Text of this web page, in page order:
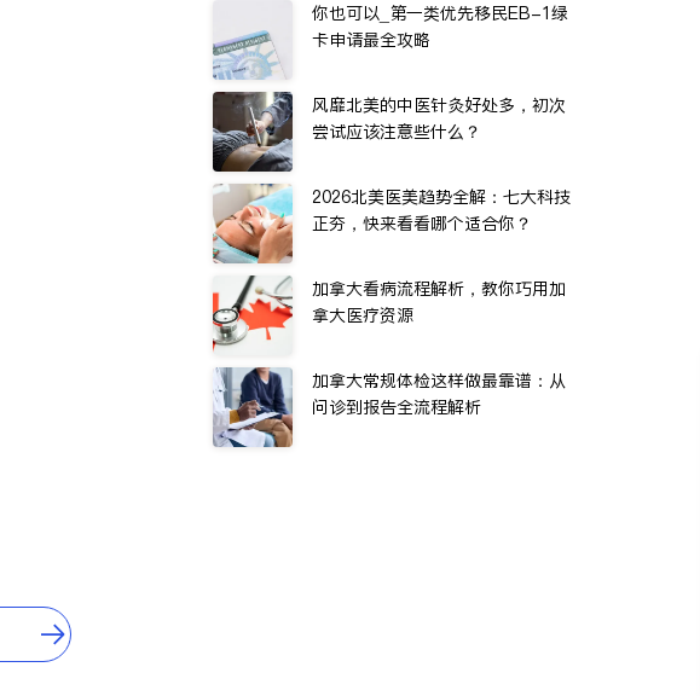
你也可以_第一类优先移民EB-1绿
卡申请最全攻略
风靡北美的中医针灸好处多，初次
尝试应该注意些什么？
2026北美医美趋势全解：七大科技
正夯，快来看看哪个适合你？
加拿大看病流程解析，教你巧用加
拿大医疗资源
加拿大常规体检这样做最靠谱：从
问诊到报告全流程解析